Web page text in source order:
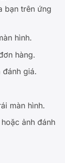
bạn trên ứng
hình.
hàng.
đánh giá.
màn hình.
ảnh đánh